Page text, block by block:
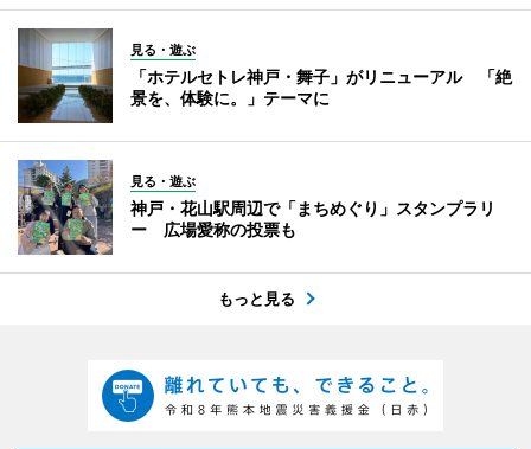
見る・遊ぶ
「ホテルセトレ神戸・舞子」がリニューアル 「絶
景を、体験に。」テーマに
見る・遊ぶ
神戸・花山駅周辺で「まちめぐり」スタンプラリ
ー 広場愛称の投票も
もっと見る